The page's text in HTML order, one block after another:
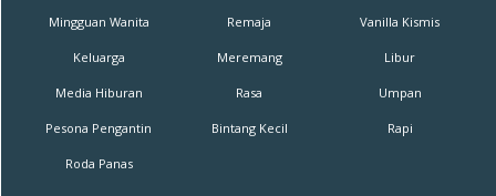
Mingguan Wanita
Keluarga
Media Hiburan
Pesona Pengantin
Roda Panas
Remaja
Meremang
Rasa
Bintang Kecil
Vanilla Kismis
Libur
Umpan
Rapi